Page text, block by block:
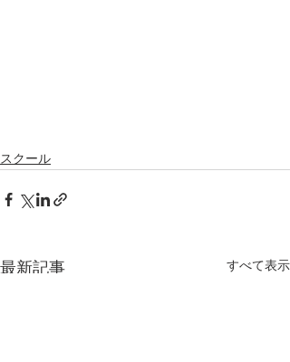
スクール
最新記事 すべて表示